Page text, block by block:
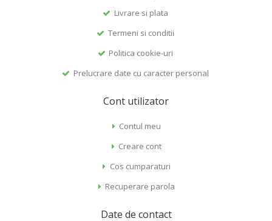
Livrare si plata
Termeni si conditii
Politica cookie-uri
Prelucrare date cu caracter personal
Cont utilizator
Contul meu
Creare cont
Cos cumparaturi
Recuperare parola
Date de contact